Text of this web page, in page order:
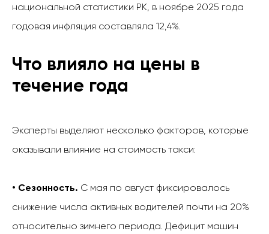
национальной статистики РК, в ноябре 2025 года
годовая инфляция составляла 12,4%.
Что влияло на цены в
течение года
Эксперты выделяют несколько факторов, которые
оказывали влияние на стоимость такси:
• Сезонность. С мая по август фиксировалось
снижение числа активных водителей почти на 20%
относительно зимнего периода. Дефицит машин